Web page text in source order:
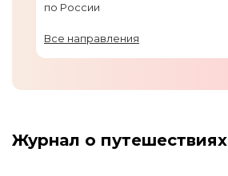
по России
Все направления
Журнал о путешествиях